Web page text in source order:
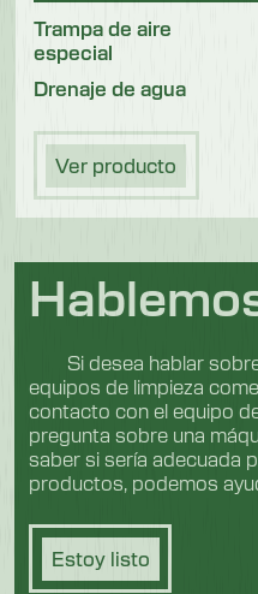
Trampa de aire
especial
Drenaje de agua
Ver producto
Si desea hablar
equipos de limpieza
contacto con el equipo
pregunta sobre una
saber si sería adecuada
productos, podemos
Estoy listo